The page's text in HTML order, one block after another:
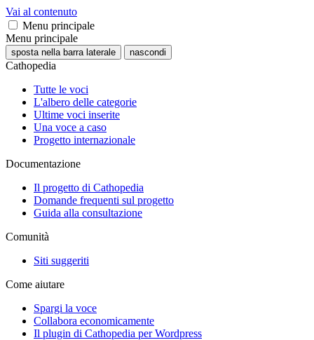
Vai al contenuto
Menu principale
Menu principale
sposta nella barra laterale nascondi
Cathopedia
Tutte le voci
L'albero delle categorie
Ultime voci inserite
Una voce a caso
Progetto internazionale
Documentazione
Il progetto di Cathopedia
Domande frequenti sul progetto
Guida alla consultazione
Comunità
Siti suggeriti
Come aiutare
Spargi la voce
Collabora economicamente
Il plugin di Cathopedia per Wordpress